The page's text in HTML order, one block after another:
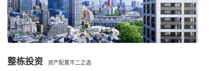
整栋投资 资产配置不二之选